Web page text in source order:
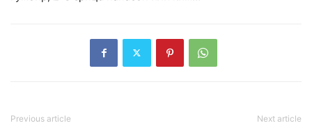
Previous article Next article